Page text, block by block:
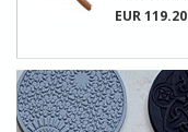
EUR 119.20